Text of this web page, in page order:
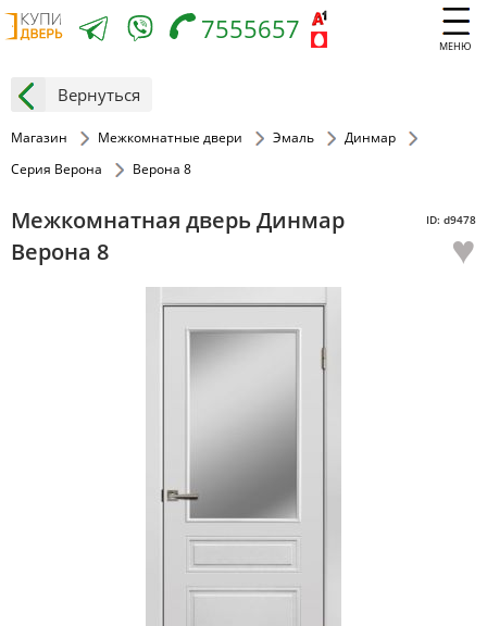
МЕНЮ
7555657
Вернуться
Магазин Межкомнатные двери Эмаль
Динмар
Серия Верона
Верона 8
Межкомнатная дверь Динмар
Верона 8
ID: d9478
♥